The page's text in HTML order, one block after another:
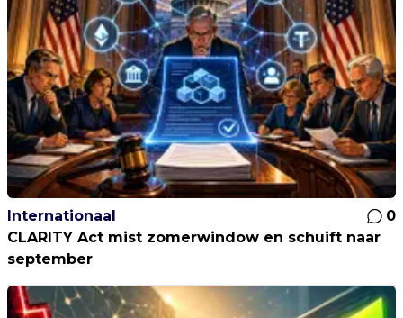
Internationaal
0
CLARITY Act mist zomerwindow en schuift naar
september